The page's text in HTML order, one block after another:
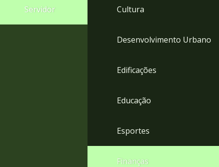
para
Servidor Cultura
Desenvolvimento Urbano
Edificações
Educação
Esportes
Finanças